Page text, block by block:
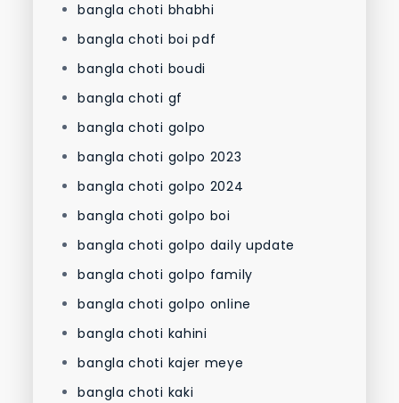
bangla choti bhabhi
bangla choti boi pdf
bangla choti boudi
bangla choti gf
bangla choti golpo
bangla choti golpo 2023
bangla choti golpo 2024
bangla choti golpo boi
bangla choti golpo daily update
bangla choti golpo family
bangla choti golpo online
bangla choti kahini
bangla choti kajer meye
bangla choti kaki